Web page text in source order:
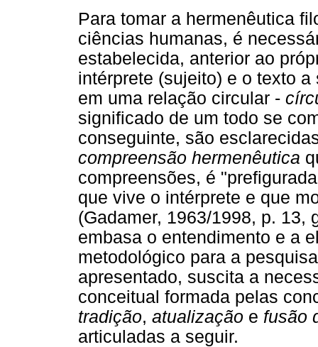
Para tomar a hermenêutica
ciências humanas, é
estabelecida, anterior ao
intérprete (sujeito) e o texto
em uma relação circular -
significado de um todo se
conseguinte, são
compreensão hermenêutica
compreensões, é
que vive o intérprete e que
(Gadamer, 1963/1998, p. 13,
embasa o entendimento e a
metodológico para a
apresentado, suscita a
conceitual formada pelas
tradição, atualização e fusão
articuladas a seguir.